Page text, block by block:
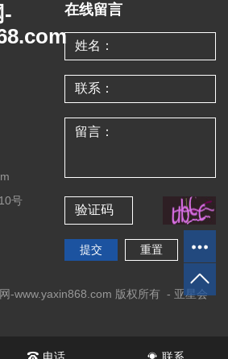
-
号
在线留言
-www.yaxin868.com 版权所有 - 亚星会